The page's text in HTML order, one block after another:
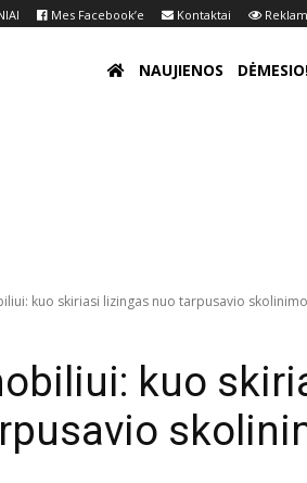
Mes Facebook’e Kontaktai
NAUJIENOS
kuo skiriasi lizingas nuo tarpusavio
kuo